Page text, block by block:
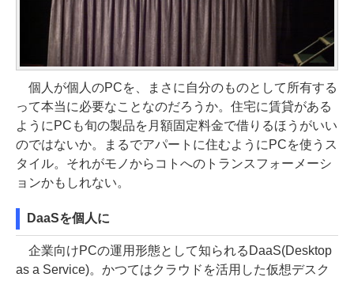
個人が個人のPCを、まさに自分のものとして所有する
って本当に必要なことなのだろうか。住宅に賃貸がある
ようにPCも旬の製品を月額固定料金で借りるほうがいい
のではないか。まるでアパートに住むようにPCを使うス
タイル。それがモノからコトへのトランスフォーメーシ
ョンかもしれない。
DaaSを個人に
企業向けPCの運用形態として知られるDaaS(Desktop
as a Service)。かつてはクラウドを活用した仮想デスク